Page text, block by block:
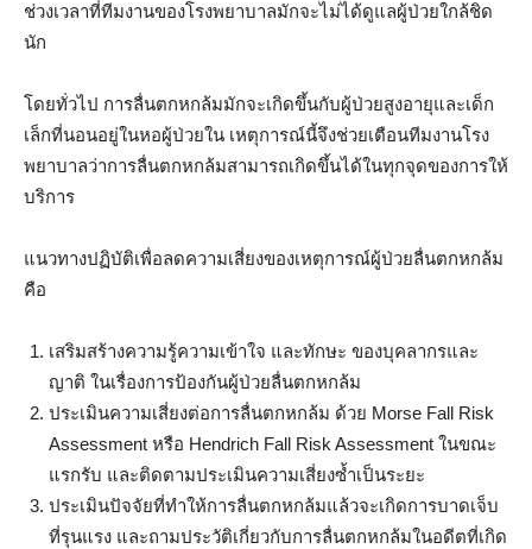
ช่วงเวลาที่ทีมงานของโรงพยาบาลมักจะไม่ได้ดูแลผู้ป่วยใกล้ชิด
นัก
โดยทั่วไป การลื่นตกหกล้มมักจะเกิดขึ้นกับผู้ป่วยสูงอายุและเด็ก
เล็กที่นอนอยู่ในหอผู้ป่วยใน เหตุการณ์นี้จึงช่วยเตือนทีมงานโรง
พยาบาลว่าการลื่นตกหกล้มสามารถเกิดขึ้นได้ในทุกจุดของการให้
บริการ
แนวทางปฏิบัติเพื่อลดความเสี่ยงของเหตุการณ์ผู้ป่วยลื่นตกหกล้ม
คือ
เสริมสร้างความรู้ความเข้าใจ และทักษะ ของบุคลากรและ
ญาติ ในเรื่องการป้องกันผู้ป่วยลื่นตกหกล้ม
ประเมินความเสี่ยงต่อการลื่นตกหกล้ม ด้วย Morse Fall Risk
Assessment หรือ Hendrich Fall Risk Assessment ในขณะ
แรกรับ และติดตามประเมินความเสี่ยงซ้ำเป็นระยะ
ประเมินปัจจัยที่ทำให้การลื่นตกหกล้มแล้วจะเกิดการบาดเจ็บ
ที่รุนแรง และถามประวัติเกี่ยวกับการลื่นตกหกล้มในอดีตที่เกิด